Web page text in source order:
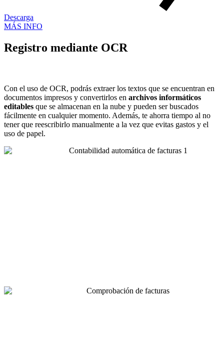
Descarga
MÁS INFO
Registro mediante OCR
Con el uso de OCR, podrás extraer los textos que se encuentran en
documentos impresos y convertirlos en archivos informáticos
editables que se almacenan en la nube y pueden ser buscados
fácilmente en cualquier momento. Además, te ahorra tiempo al no
tener que reescribirlo manualmente a la vez que evitas gastos y el
uso de papel.